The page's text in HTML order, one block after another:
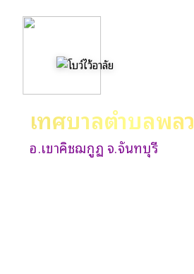
เทศบาลตำบลพล
อ.เขาคิชฌกูฏ จ.จันทบุรี